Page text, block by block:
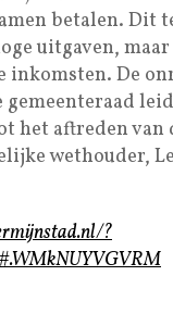
betalen. Dit
uitgaven,
inkomsten. De
gemeenteraad
het aftreden van
wethouder,
?